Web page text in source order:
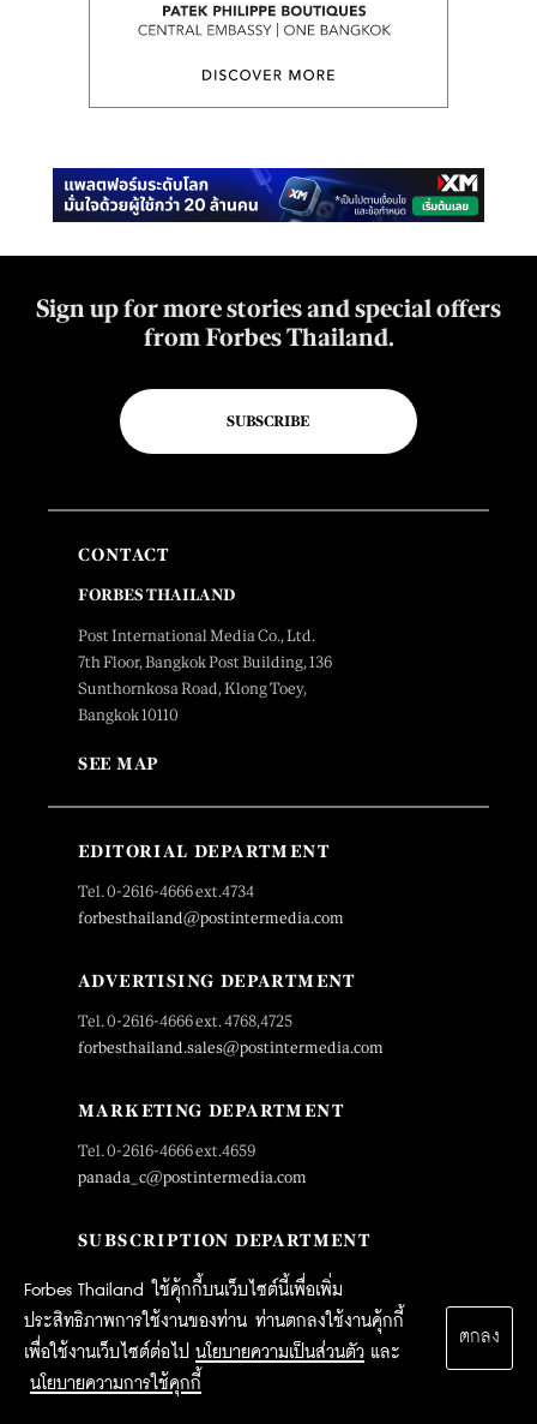
Forbes Thailand ใช้คุ้กกี้บนเว็บไซต์นี้เพื่อเพิ่ม
ประสิทธิภาพการใช้งานของท่าน ท่านตกลงใช้งานคุ้กกี้
เพื่อใช้งานเว็บไซต์ต่อไป นโยบายความเป็นส่วนตัว และ
นโยบายความการใช้คุกกี้
ตกลง
Sign up for more stories and special offers
from Forbes Thailand.
SUBSCRIBE
CONTACT
FORBES THAILAND
Post International Media Co., Ltd.
7th Floor, Bangkok Post Building, 136
Sunthornkosa Road, Klong Toey,
Bangkok 10110
SEE MAP
EDITORIAL DEPARTMENT
Tel. 0-2616-4666 ext.4734
forbesthailand@postintermedia.com
ADVERTISING DEPARTMENT
Tel. 0-2616-4666 ext. 4768,4725
forbesthailand.sales@postintermedia.com
MARKETING DEPARTMENT
Tel. 0-2616-4666 ext.4659
panada_c@postintermedia.com
SUBSCRIPTION DEPARTMENT
Tel. 0-2616-4726
subscription@postintermedia.com
OUR SITES